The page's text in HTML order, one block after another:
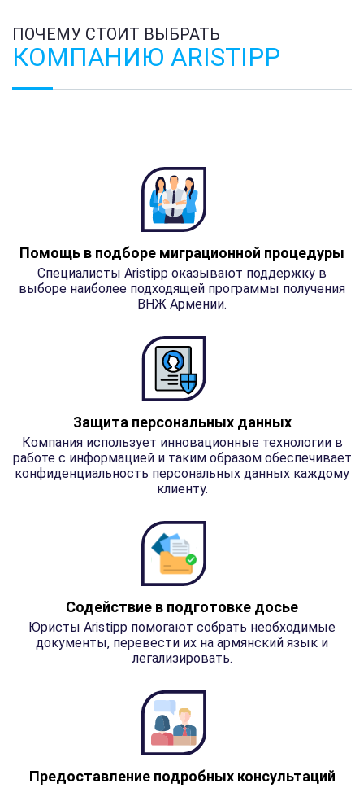
ПОЧЕМУ СТОИТ ВЫБРАТЬ
КОМПАНИЮ ARISTIPP
Помощь в подборе миграционной процедуры
Специалисты Aristipp оказывают поддержку в
выборе наиболее подходящей программы получения
ВНЖ Армении.
Защита персональных данных
Компания использует инновационные технологии в
работе с информацией и таким образом обеспечивает
конфиденциальность персональных данных каждому
клиенту.
Содействие в подготовке досье
Юристы Aristipp помогают собрать необходимые
документы, перевести их на армянский язык и
легализировать.
Предоставление подробных консультаций